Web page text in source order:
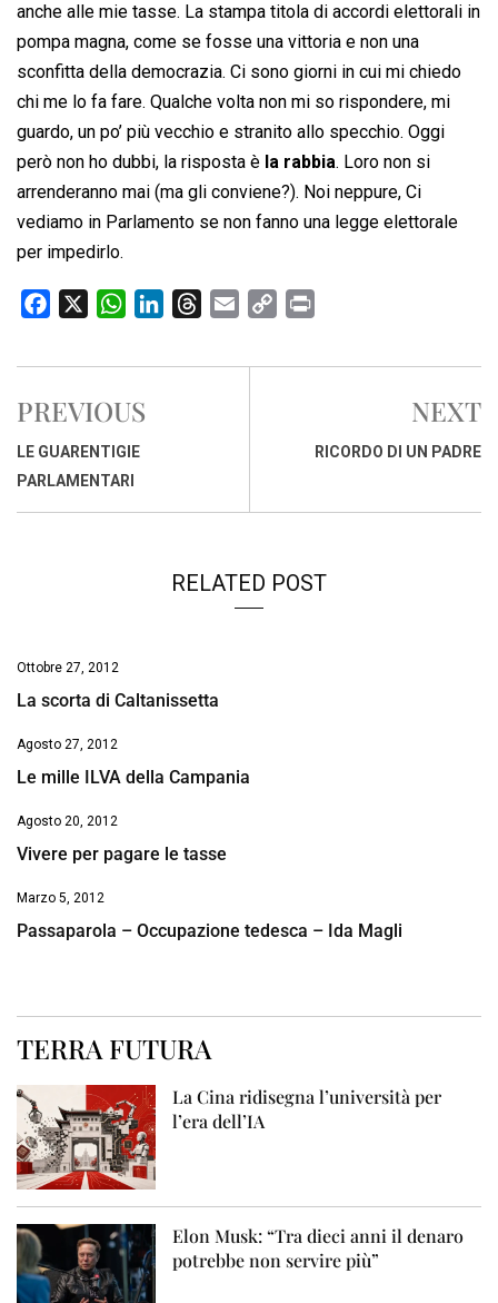
anche alle mie tasse. La stampa titola di accordi elettorali in
pompa magna, come se fosse una vittoria e non una
sconfitta della democrazia. Ci sono giorni in cui mi chiedo
chi me lo fa fare. Qualche volta non mi so rispondere, mi
guardo, un po’ più vecchio e stranito allo specchio. Oggi
però non ho dubbi, la risposta è la rabbia. Loro non si
arrenderanno mai (ma gli conviene?). Noi neppure, Ci
vediamo in Parlamento se non fanno una legge elettorale
per impedirlo.
c
b
o
o
W
a
s
A
p
n
r
a
p
i
PREVIOUS
LE GUARENTIGIE
PARLAMENTARI
NEXT
RICORDO DI UN PADRE
RELATED POST
Ottobre 27, 2012
La scorta di Caltanissetta
Agosto 27, 2012
Le mille ILVA della Campania
Agosto 20, 2012
Vivere per pagare le tasse
Marzo 5, 2012
Passaparola – Occupazione tedesca – Ida Magli
TERRA FUTURA
La Cina ridisegna l’università per
l’era dell’IA
Elon Musk: “Tra dieci anni il denaro
potrebbe non servire più”